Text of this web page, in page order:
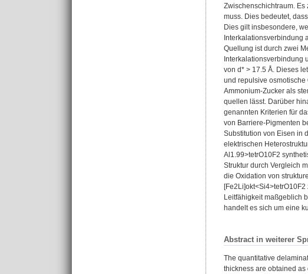
Zwischenschichtraum.
muss. Dies bedeutet,
Dies gilt insbesondere,
Interkalationsverbindung
Quellung ist durch zwei
Interkalationsverbindung
von d* > 17.5 Å. Dieses
und repulsive
Ammonium-Zucker als
quellen lässt. Darüber
genannten Kriterien für
von Barriere-Pigmenten
Substitution von Eisen in
elektrischen
Al1.99>tetrO10F2
Struktur durch Vergleich
die Oxidation von
Leitfähigkeit maßgeblich
handelt es sich um eine
Abstract in weiterer
The quantitative
thickness are obtained